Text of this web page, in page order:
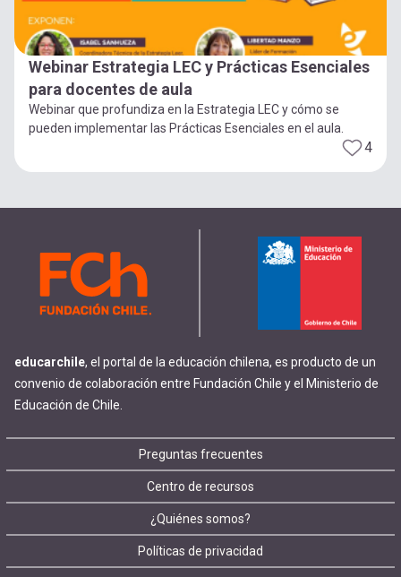
Webinar Estrategia LEC y Prácticas Esenciales
para docentes de aula
Webinar que profundiza en la Estrategia LEC y cómo se
pueden implementar las Prácticas Esenciales en el aula.
4
educarchile, el portal de la educación chilena, es producto de un
convenio de colaboración entre Fundación Chile y el Ministerio de
Educación de Chile.
Footer
menu
Preguntas frecuentes
Centro de recursos
¿Quiénes somos?
Políticas de privacidad